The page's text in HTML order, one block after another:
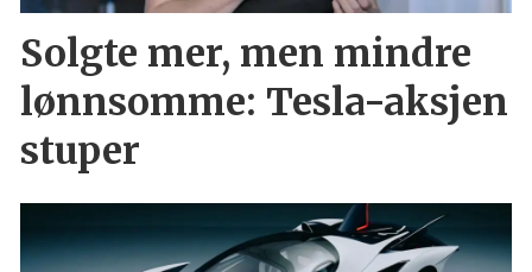
Solgte mer, men mindre
lønnsomme: Tesla-aksjen
stuper